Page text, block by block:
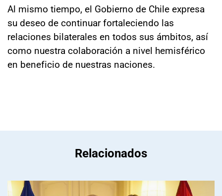
Al mismo tiempo, el Gobierno de Chile expresa
su deseo de continuar fortaleciendo las
relaciones bilaterales en todos sus ámbitos, así
como nuestra colaboración a nivel hemisférico
en beneficio de nuestras naciones.
Relacionados